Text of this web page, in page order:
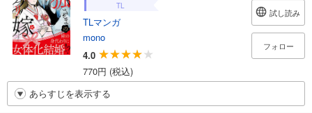
TL
TLマンガ
mono
4.0
770円 (税込)
試し読み
フォロー
あらすじを表示する